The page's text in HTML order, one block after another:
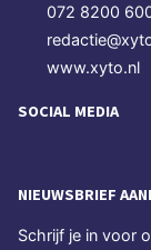
072 8200
www.xyto.nl
SOCIAL MEDIA
NIEUWSBRIEF
Schrijf je in voor